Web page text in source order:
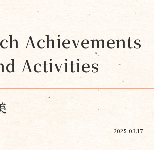
Achievements
Activities
2025.03.17